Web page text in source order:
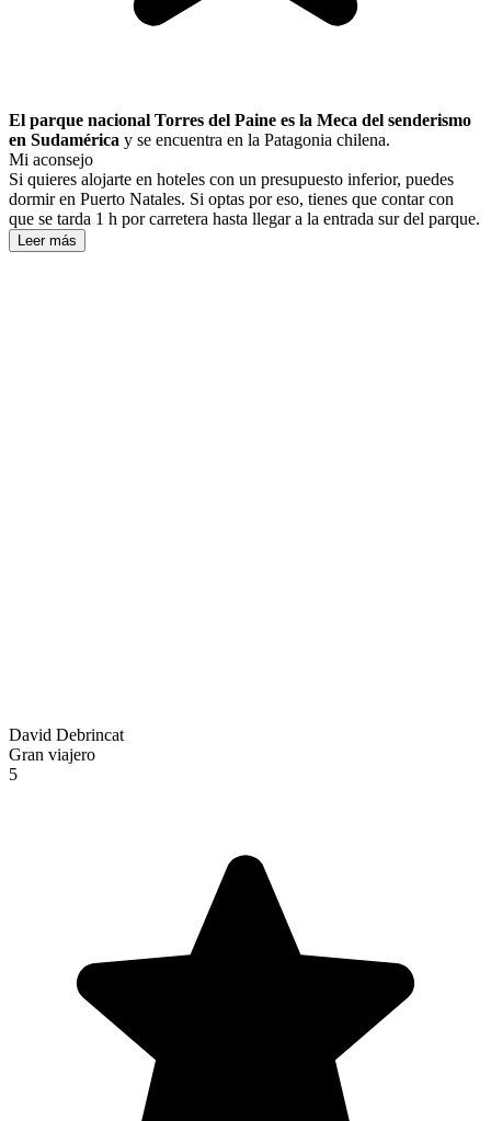
El parque nacional Torres del Paine es la Meca del senderismo
en Sudamérica y se encuentra en la Patagonia chilena.
Mi aconsejo
Si quieres alojarte en hoteles con un presupuesto inferior, puedes
dormir en Puerto Natales. Si optas por eso, tienes que contar con
que se tarda 1 h por carretera hasta llegar a la entrada sur del parque.
Leer más
David Debrincat
Gran viajero
5